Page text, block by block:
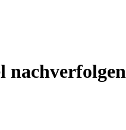
nachverfolgen